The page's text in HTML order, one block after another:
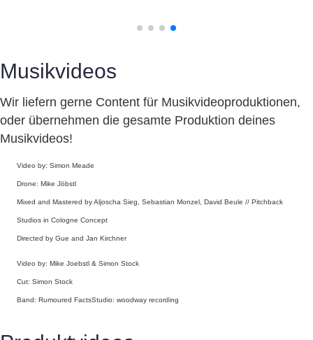
Musikvideos
Wir liefern gerne Content für Musikvideoproduktionen,
oder übernehmen die gesamte Produktion deines
Musikvideos!
Video by: Simon Meade
Drone: Mike Jöbstl
Mixed and Mastered by Aljoscha Sieg, Sebastian Monzel, David Beule // Pitchback
Studios in Cologne Concept
Directed by Gue and Jan Kirchner
Video by: Mike Joebstl & Simon Stock
Cut: Simon Stock
Band: Rumoured FactsStudio: woodway recording